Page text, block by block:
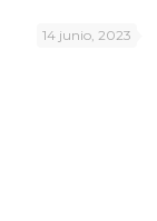
14 junio, 2023